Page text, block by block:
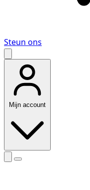
Steun ons
Mijn account